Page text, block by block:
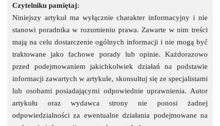
Czytelniku pamiętaj:
Niniejszy artykuł ma wyłącznie charakter informacyjny i nie
stanowi poradnika w rozumieniu prawa. Zawarte w nim treści
mają na celu dostarczenie ogólnych informacji i nie mogą być
traktowane jako fachowe porady lub opinie. Każdorazowo
przed podejmowaniem jakichkolwiek działań na podstawie
informacji zawartych w artykule, skonsultuj się ze specjalistami
lub osobami posiadającymi odpowiednie uprawnienia. Autor
artykułu oraz wydawca strony nie ponosi żadnej
odpowiedzialności za ewentualne działania podejmowane na